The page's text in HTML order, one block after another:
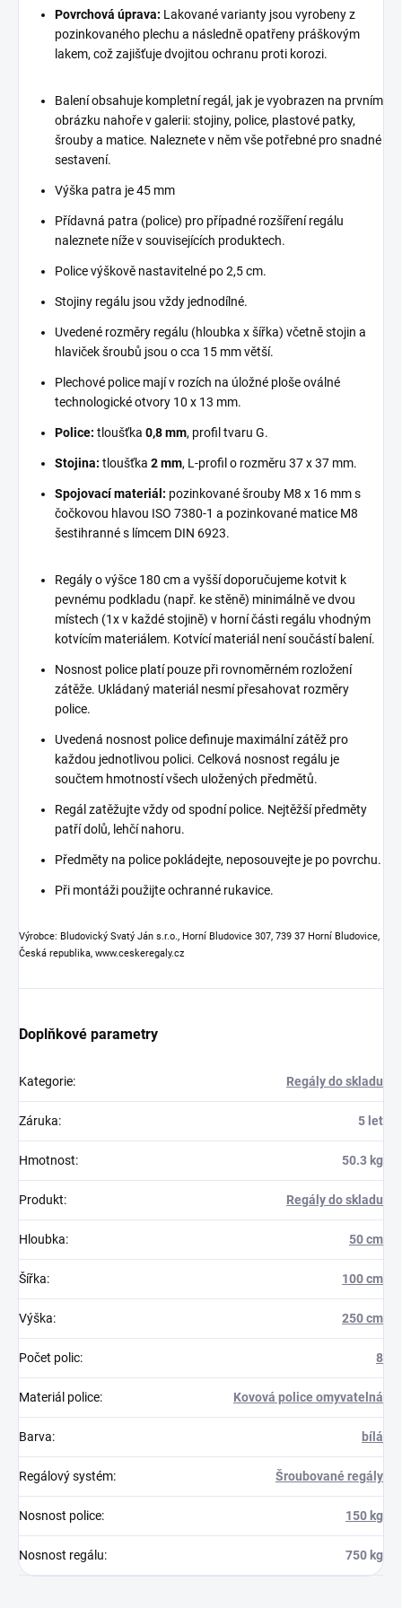
Povrchová úprava: Lakované varianty jsou vyrobeny z
pozinkovaného plechu a následně opatřeny práškovým
lakem, což zajišťuje dvojitou ochranu proti korozi.
Balení obsahuje kompletní regál, jak je vyobrazen na prvním
obrázku nahoře v galerii: stojiny, police, plastové patky,
šrouby a matice. Naleznete v něm vše potřebné pro snadné
sestavení.
Výška patra je 45 mm
Přídavná patra (police) pro případné rozšíření regálu
naleznete níže v souvisejících produktech.
Police výškově nastavitelné po 2,5 cm.
Stojiny regálu jsou vždy jednodílné.
Uvedené rozměry regálu (hloubka x šířka) včetně stojin a
hlaviček šroubů jsou o cca 15 mm větší.
Plechové police mají v rozích na úložné ploše oválné
technologické otvory 10 x 13 mm.
Police: tloušťka 0,8 mm, profil tvaru G.
Stojina: tloušťka 2 mm, L-profil o rozměru 37 x 37 mm.
Spojovací materiál: pozinkované šrouby M8 x 16 mm s
čočkovou hlavou ISO 7380-1 a pozinkované matice M8
šestihranné s límcem DIN 6923.
Regály o výšce 180 cm a vyšší doporučujeme kotvit k
pevnému podkladu (např. ke stěně) minimálně ve dvou
místech (1x v každé stojině) v horní části regálu vhodným
kotvícím materiálem. Kotvící materiál není součástí balení.
Nosnost police platí pouze při rovnoměrném rozložení
zátěže. Ukládaný materiál nesmí přesahovat rozměry
police.
Uvedená nosnost police definuje maximální zátěž pro
každou jednotlivou polici. Celková nosnost regálu je
součtem hmotností všech uložených předmětů.
Regál zatěžujte vždy od spodní police. Nejtěžší předměty
patří dolů, lehčí nahoru.
Předměty na police pokládejte, neposouvejte je po povrchu.
Při montáži použijte ochranné rukavice.
Výrobce: Bludovický Svatý Ján s.r.o., Horní Bludovice 307, 739 37 Horní Bludovice,
Česká republika, www.ceskeregaly.cz
Doplňkové parametry
Kategorie: Regály do skladu
Záruka: 5 let
Hmotnost: 50.3 kg
Produkt: Regály do skladu
Hloubka: 50 cm
Šířka: 100 cm
Výška: 250 cm
Počet polic: 8
Materiál police: Kovová police omyvatelná
Barva: bílá
Regálový systém: Šroubované regály
Nosnost police: 150 kg
Nosnost regálu: 750 kg